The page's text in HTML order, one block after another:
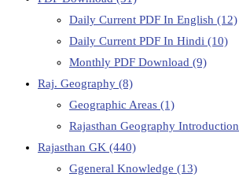
Daily Current PDF In English (12)
Daily Current PDF In Hindi (10)
Monthly PDF Download (9)
Raj. Geography (8)
Geographic Areas (1)
Rajasthan Geography Introduction
Rajasthan GK (440)
Ggeneral Knowledge (13)